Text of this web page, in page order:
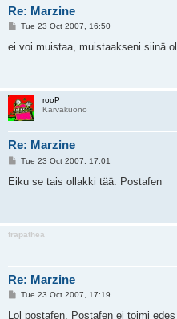
Re: Marzine
P
s
Tue 23 Oct 2007, 16:50
ei voi muistaa, muistaakseni siinä
rooP
Karvakuono
Re: Marzine
P
s
Tue 23 Oct 2007, 17:01
Eiku se tais ollakki tää: Postafen
frapathea
Re: Marzine
P
s
Tue 23 Oct 2007, 17:19
Lol postafen. Postafen ei toimi